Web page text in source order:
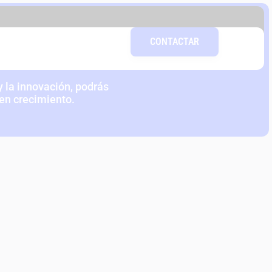
CONTACTAR
DEL
la innovación, podrás
crecimiento.